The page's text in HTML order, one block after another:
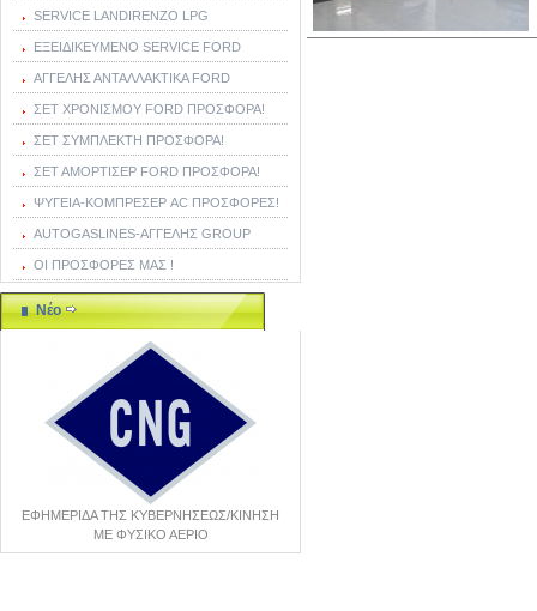
SERVICE LANDIRENZO LPG
ΕΞΕΙΔΙΚΕΥΜΕΝΟ SERVICE FORD
ΑΓΓΕΛΗΣ ΑΝΤΑΛΛΑΚΤΙΚΑ FORD
ΣΕΤ ΧΡΟΝΙΣΜΟΥ FORD ΠΡΟΣΦΟΡΑ!
ΣΕΤ ΣΥΜΠΛΕΚΤΗ ΠΡΟΣΦΟΡΑ!
ΣΕΤ ΑΜΟΡΤΙΣΕΡ FORD ΠΡΟΣΦΟΡΑ!
ΨΥΓΕΙΑ-ΚΟΜΠΡΕΣΕΡ AC ΠΡΟΣΦΟΡΕΣ!
AUTOGASLINES-ΑΓΓΕΛΗΣ GROUP
ΟΙ ΠΡΟΣΦΟΡΕΣ ΜΑΣ !
Νέο
ΕΦΗΜΕΡΙΔΑ ΤΗΣ ΚΥΒΕΡΝΗΣΕΩΣ/ΚΙΝΗΣΗ
ΜΕ ΦΥΣΙΚΟ ΑΕΡΙΟ